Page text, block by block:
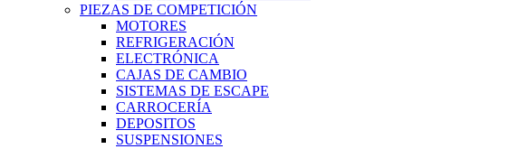
PIEZAS DE COMPETICIÓN
MOTORES
REFRIGERACIÓN
ELECTRÓNICA
CAJAS DE CAMBIO
SISTEMAS DE ESCAPE
CARROCERÍA
DEPOSITOS
SUSPENSIONES